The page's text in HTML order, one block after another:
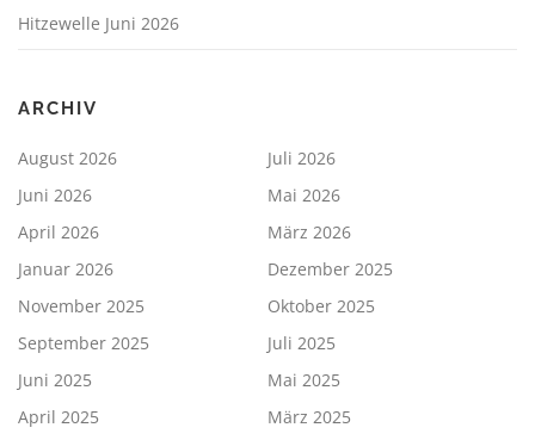
Hitzewelle Juni 2026
ARCHIV
August 2026
Juli 2026
Juni 2026
Mai 2026
April 2026
März 2026
Januar 2026
Dezember 2025
November 2025
Oktober 2025
September 2025
Juli 2025
Juni 2025
Mai 2025
April 2025
März 2025